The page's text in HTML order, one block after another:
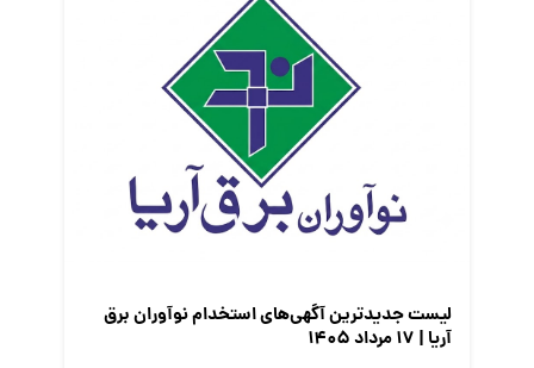
لیست جدیدترین آگهی‌های استخدام نوآوران برق
آریا | ۱۷ مرداد ۱۴۰۵